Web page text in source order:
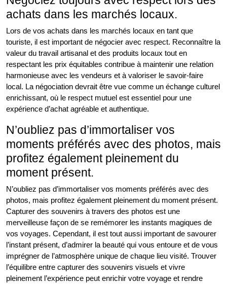
achats dans les marchés locaux.
Lors de vos achats dans les marchés locaux en tant que
touriste, il est important de négocier avec respect. Reconnaître la
valeur du travail artisanal et des produits locaux tout en
respectant les prix équitables contribue à maintenir une relation
harmonieuse avec les vendeurs et à valoriser le savoir-faire
local. La négociation devrait être vue comme un échange culturel
enrichissant, où le respect mutuel est essentiel pour une
expérience d’achat agréable et authentique.
N’oubliez pas d’immortaliser vos
moments préférés avec des photos, mais
profitez également pleinement du
moment présent.
N’oubliez pas d’immortaliser vos moments préférés avec des
photos, mais profitez également pleinement du moment présent.
Capturer des souvenirs à travers des photos est une
merveilleuse façon de se remémorer les instants magiques de
vos voyages. Cependant, il est tout aussi important de savourer
l’instant présent, d’admirer la beauté qui vous entoure et de vous
imprégner de l’atmosphère unique de chaque lieu visité. Trouver
l’équilibre entre capturer des souvenirs visuels et vivre
pleinement l’expérience peut enrichir votre voyage et rendre